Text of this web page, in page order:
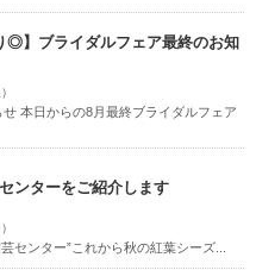
◎】ブライダルフェア最終のお知
本日からの8月最終ブライダルフェア
ンターをご紹介します
センター”これから秋の紅葉シーズ...